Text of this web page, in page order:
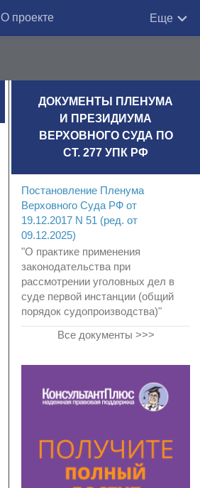
О проекте Еще
ДОКУМЕНТЫ ПЛЕНУМА
И ПРЕЗИДИУМА
ВЕРХОВНОГО СУДА ПО
СТ. 277 УПК РФ
Постановление Пленума
Верховного Суда РФ от
19.12.2017 N 51 (ред. от
09.12.2025)
"О практике применения
законодательства при
рассмотрении уголовных дел в
суде первой инстанции (общий
порядок судопроизводства)"
Все документы >>>